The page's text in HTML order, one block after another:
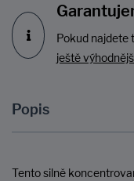
Pokud najdete
ještě
Popis
Tento silně